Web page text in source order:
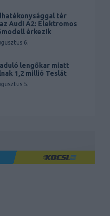
tér
Audi A2: Elektromos
érkezik
6.
lengőkar miatt
1,2 millió Teslát
5.